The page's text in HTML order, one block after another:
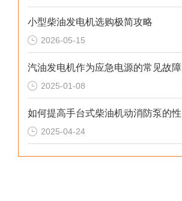
小型柴油发电机选购极简攻略
2026-05-15
汽油发电机作为应急电源的常见故障
2025-01-08
2025-04-24